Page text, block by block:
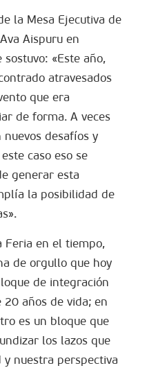
la Mesa Ejecutiva de
Aispuru en
«Este año,
atravesados
que era
de forma. A veces
desafíos y
caso eso se
generar esta
la posibilidad de
Feria en el tiempo,
de orgullo que hoy
de integración
años de vida; en
es un bloque que
los lazos que
nuestra perspectiva